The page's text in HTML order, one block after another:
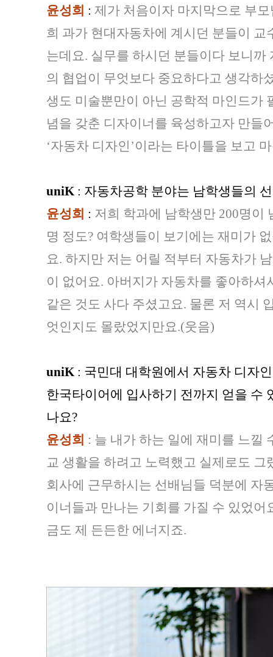
윤성희 : 제가 처음이자 마지막으로 부
희 과가 현대자동차에 계시던 분들이
는데요. 실무를 하시던 분들이다 보니까
의 협업이 무엇보다 중요하다고 생각하
생도 미술뿐만이 아닌 공학적 마인드가
념을 갖춘 디자이너를 육성하고자 만들
‘자동차 디자인’이라는 타이틀을 보고
uniK : 자동차공학 분야는 남학생들의
윤성희 : 저희 학과에 남학생만 200명이
명 정도? 여학생들이 보기에는 재미가
요. 하지만 저는 어릴 적부터 자동차가
이 없어요. 아버지가 자동차를 좋아하
같은 것도 사다 주셨고요. 물론 저 역시
엇인지도 몰랐었지만요.(웃음)
uniK : 국민대 대학원에서 자동차 디자
한국타이어에 입사하기 전까지 얻을 수
나요?
윤성희 : 늘 내가 하는 일에 재미를 느낄
교 생활을 하려고 노력했고 실제로도
회사에 근무하시는 선배님들 덕분에 자
이너들과 만나는 기회를 가질 수 있었어
금도 제 든든한 에너지죠.